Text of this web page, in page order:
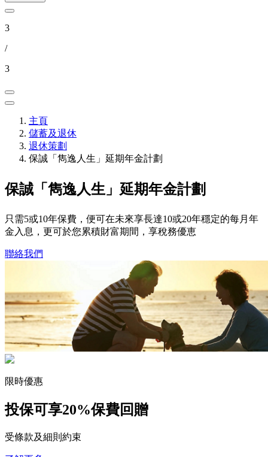
3
/
3
主頁
儲蓄及退休
退休策劃
保誠「雋逸人生」延期年金計劃
保誠「雋逸人生」延期年金計劃
只需5或10年保費，便可在未來享長達10或20年穩定的每月年
金入息，更可於您累積財富期間，享稅務優恵
聯絡我們
限時優惠
投保可享20%保費回贈
受條款及細則約束